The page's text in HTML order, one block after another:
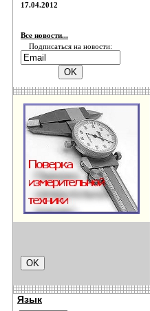
17.04.2012
Все новости...
Подписаться на новости:
Язык